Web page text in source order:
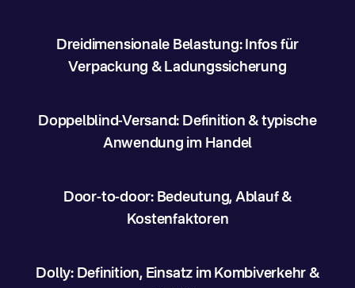
Dreidimensionale Belastung: Infos für
Verpackung & Ladungssicherung
Doppelblind-Versand: Definition & typische
Anwendung im Handel
Door-to-door: Bedeutung, Ablauf &
Kostenfaktoren
Dolly: Definition, Einsatz im Kombiverkehr &